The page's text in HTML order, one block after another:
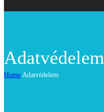
Adatvédelem
Home Adatvédelem